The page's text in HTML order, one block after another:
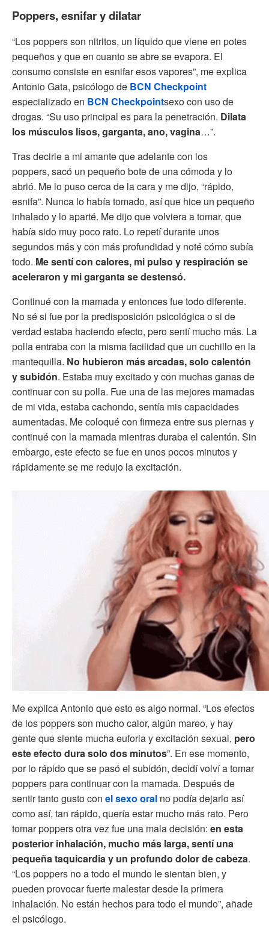
Poppers, esnifar y dilatar
“Los poppers son nitritos, un líquido que viene en potes
pequeños y que en cuanto se abre se evapora. El
consumo consiste en esnifar esos vapores”, me explica
Antonio Gata, psicólogo de BCN Checkpoint
especializado en BCN Checkpointsexo con uso de
drogas. “Su uso principal es para la penetración. Dilata
los músculos lisos, garganta, ano, vagina…”.
Tras decirle a mi amante que adelante con los
poppers, sacó un pequeño bote de una cómoda y lo
abrió. Me lo puso cerca de la cara y me dijo, “rápido,
esnifa”. Nunca lo había tomado, así que hice un pequeño
inhalado y lo aparté. Me dijo que volviera a tomar, que
había sido muy poco rato. Lo repetí durante unos
segundos más y con más profundidad y noté cómo subía
todo. Me sentí con calores, mi pulso y respiración se
aceleraron y mi garganta se destensó.
Continué con la mamada y entonces fue todo diferente.
No sé si fue por la predisposición psicológica o si de
verdad estaba haciendo efecto, pero sentí mucho más. La
polla entraba con la misma facilidad que un cuchillo en la
mantequilla. No hubieron más arcadas, solo calentón
y subidón. Estaba muy excitado y con muchas ganas de
continuar con su polla. Fue una de las mejores mamadas
de mi vida, estaba cachondo, sentía mis capacidades
aumentadas. Me coloqué con firmeza entre sus piernas y
continué con la mamada mientras duraba el calentón. Sin
embargo, este efecto se fue en unos pocos minutos y
rápidamente se me redujo la excitación.
Me explica Antonio que esto es algo normal. “Los efectos
de los poppers son mucho calor, algún mareo, y hay
gente que siente mucha euforia y excitación sexual, pero
este efecto dura solo dos minutos”. En ese momento,
por lo rápido que se pasó el subidón, decidí volví a tomar
poppers para continuar con la mamada. Después de
sentir tanto gusto con el sexo oral no podía dejarlo así
como así, tan rápido, quería estar mucho más rato. Pero
tomar poppers otra vez fue una mala decisión: en esta
posterior inhalación, mucho más larga, sentí una
pequeña taquicardia y un profundo dolor de cabeza.
“Los poppers no a todo el mundo le sientan bien, y
pueden provocar fuerte malestar desde la primera
inhalación. No están hechos para todo el mundo”, añade
el psicólogo.